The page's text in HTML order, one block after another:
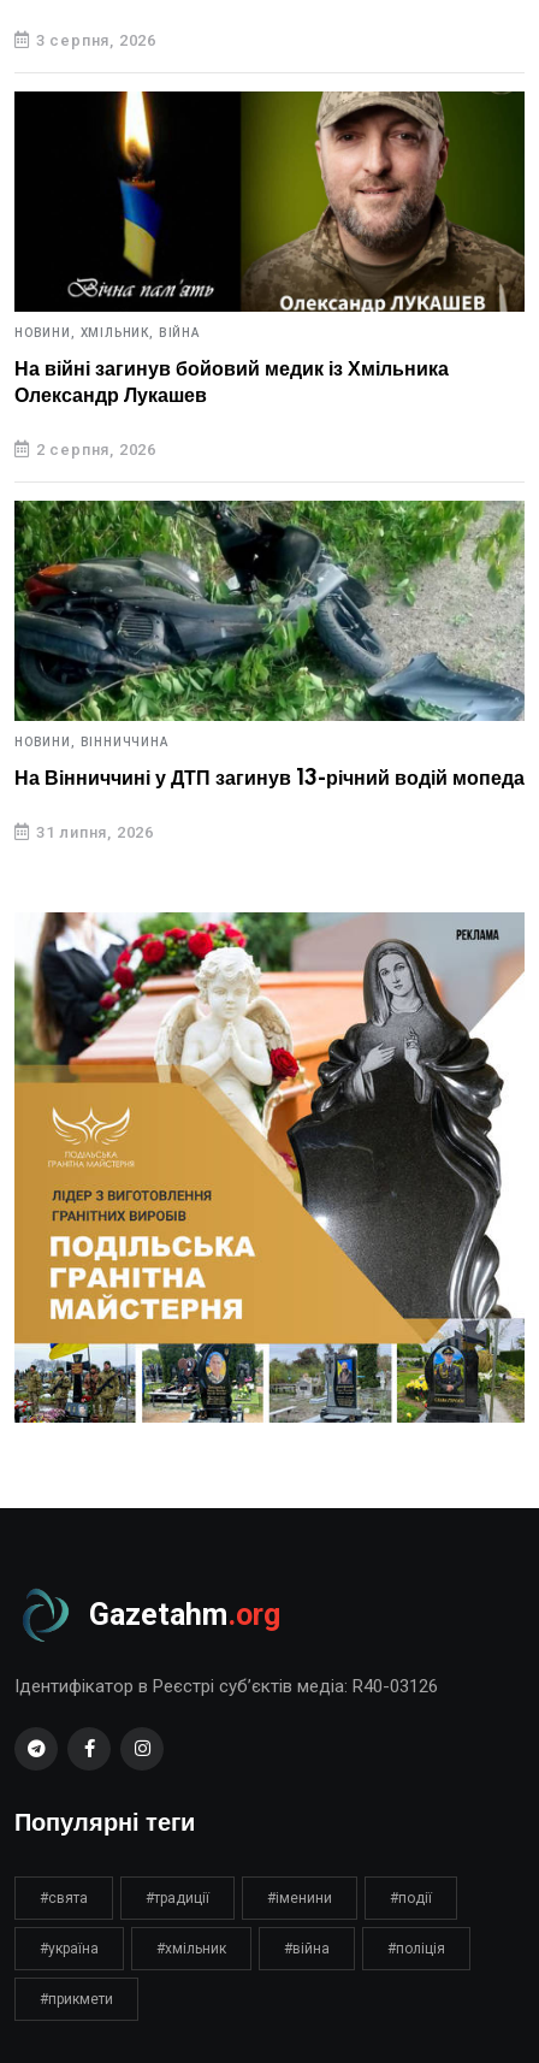
3 серпня, 2026
НОВИНИ, ХМІЛЬНИК, ВІЙНА
На війні загинув бойовий медик із Хмільника
Олександр Лукашев
2 серпня, 2026
НОВИНИ, ВІННИЧЧИНА
На Вінниччині у ДТП загинув 13-річний водій мопеда
31 липня, 2026
Gazetahm.org
Ідентифікатор в Реєстрі суб’єктів медіа: R40-03126
Популярні теги
#свята #традиції #іменини #події
#україна #хмільник #війна #поліція
#прикмети